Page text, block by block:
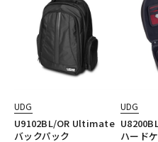
UDG
U9102BL/OR Ultimate
バックパック
UDG
ハード